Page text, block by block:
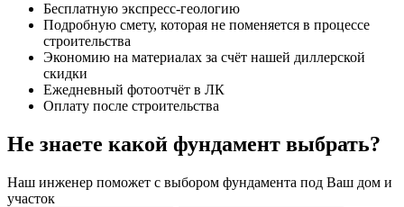
Бесплатную экспресс-геологию
Подробную смету, которая не поменяется в процессе
строительства
Экономию на материалах за счёт нашей диллерской
скидки
Ежедневный фотоотчёт в ЛК
Оплату после строительства
Не знаете какой фундамент выбрать?
Наш инженер поможет с выбором фундамента под Ваш дом и
участок